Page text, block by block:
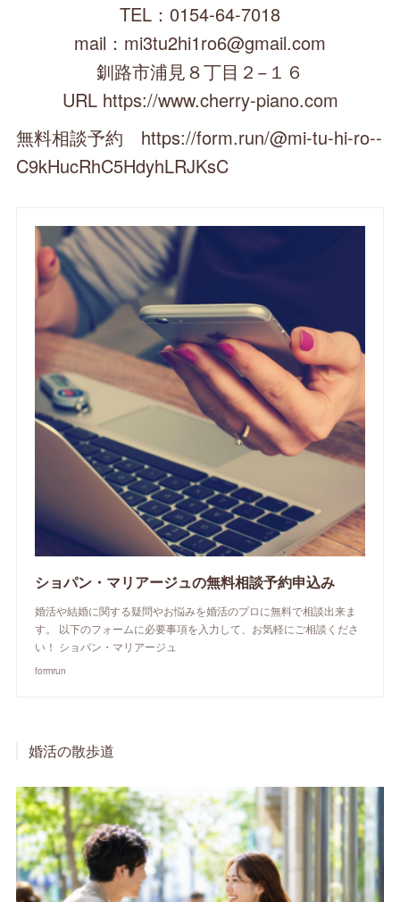
TEL：0154-64-7018
mail：mi3tu2hi1ro6@gmail.com
釧路市浦見８丁目２−１６
URL https://www.cherry-piano.com
無料相談予約 https://form.run/@mi-tu-hi-ro--
C9kHucRhC5HdyhLRJKsC
ショパン・マリアージュの無料相談予約申込み
婚活や結婚に関する疑問やお悩みを婚活のプロに無料で相談出来ま
す。 以下のフォームに必要事項を入力して、お気軽にご相談くださ
い！ ショパン・マリアージュ
formrun
婚活の散歩道